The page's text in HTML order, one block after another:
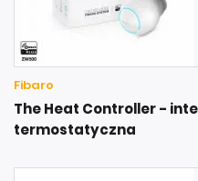
Fibaro
The Heat Controller -
termostatyczna